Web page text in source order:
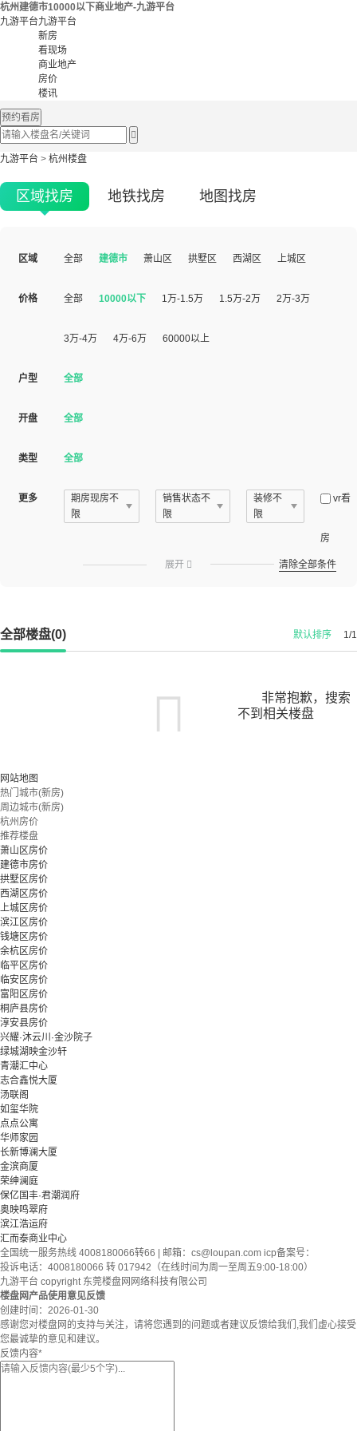
杭州建德市10000以下商业地产-九游平台
九游平台九游平台
新房
看现场
商业地产
房价
楼讯
预约看房

九游平台 > 杭州楼盘
区域找房 地铁找房 地图找房
区域 全部 建德市 萧山区 拱墅区 西湖区 上城区
价格 全部 10000以下 1万-1.5万 1.5万-2万 2万-3万
3万-4万 4万-6万 60000以上
户型 全部
开盘 全部
类型 全部
更多
期房现房不
限
销售状态不
限
装修不
限
vr看
房
展开  清除全部条件
全部楼盘(0) 1/1
默认排序
非常抱歉，搜索
不到相关楼盘
网站地图
热门城市(新房)
周边城市(新房)
杭州房价
推荐楼盘
萧山区房价
建德市房价
拱墅区房价
西湖区房价
上城区房价
滨江区房价
钱塘区房价
余杭区房价
临平区房价
临安区房价
富阳区房价
桐庐县房价
淳安县房价
兴耀·沐云川·金沙院子
绿城湖映金沙轩
青潮汇中心
志合鑫悦大厦
汤联阁
如玺华院
点点公寓
华师家园
长新博澜大厦
金滨商厦
荣绅澜庭
保亿国丰·君潮润府
奥映鸣翠府
滨江浩运府
汇而泰商业中心
全国统一服务热线 4008180066转66 | 邮箱： cs@loupan.com icp备案号：
投诉电话：4008180066 转 017942（在线时间为周一至周五9:00-18:00）
九游平台 copyright 东莞楼盘网网络科技有限公司
楼盘网产品使用意见反馈
创建时间： 2026-01-30
感谢您对楼盘网的支持与关注，请将您遇到的问题或者建议反馈给我们,我们虚心接受
您最诚挚的意见和建议。
反馈内容*